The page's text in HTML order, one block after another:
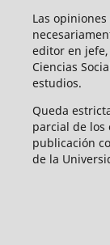
Las
editor en
Ciencias
estudios.
Queda
parcial de los
publicación
de la